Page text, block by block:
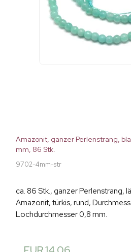
Amazonit, ganzer Perlenstrang,
mm, 86 Stk.
9702-4mm-str
ca. 86 Stk., ganzer Perlenstrang,
Amazonit, türkis, rund,
Lochdurchmesser 0,8 mm.